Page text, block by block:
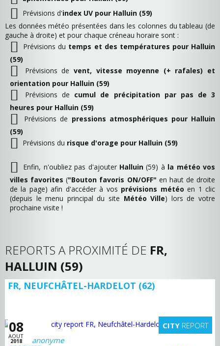
Prévisions d'index UV pour Halluin (59)
Les données météo présentées dans les colonnes du tableau (de
gauche à droite) et pour chaque créneau horaire sont :
Prévisions du temps et des températures pour Halluin
(59)
Prévisions de vent, vitesse moyenne (+ rafales) et
orientation pour Halluin (59)
Prévisions de cumul de précipitation par pas de 3
heures pour Halluin (59)
Prévisions de pressions atmosphériques pour Halluin
(59)
Prévisions du risque d'orage pour Halluin (59)
Enfin, n'oubliez pas d'ajouter Halluin (59) à la météo vos
villes favorites ("Bouton favoris ON/OFF" en haut de droite
de la page) afin d'accéder à vos prévisions météo en 1 clic
(depuis le menu principal du site Météo Ville) lors de votre
prochaine visite !
REPORTS A PROXIMITÉ DE FR,
HALLUIN (59)
FR, NEUFCHÂTEL-HARDELOT (62)
08
AOUT
2018
CITY REPORT
anonyme